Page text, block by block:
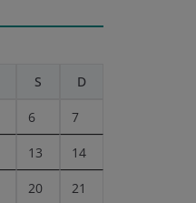
S D
6 7
13 14
20 21